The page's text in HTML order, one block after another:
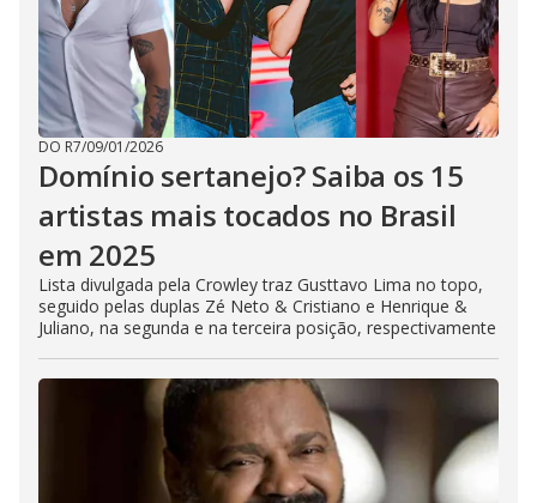
DO R7/09/01/2026
Domínio sertanejo? Saiba os 15
artistas mais tocados no Brasil
em 2025
Lista divulgada pela Crowley traz Gusttavo Lima no topo,
seguido pelas duplas Zé Neto & Cristiano e Henrique &
Juliano, na segunda e na terceira posição, respectivamente